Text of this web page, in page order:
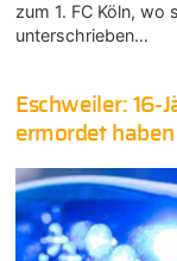
zum 1. FC Köln, wo
unterschrieben…
Eschweiler: 16-
ermordet haben